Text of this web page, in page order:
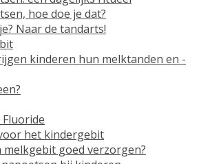
hoe doe je dat?
Naar de tandarts!
kinderen hun melktanden en -
Fluoride
het kindergebit
melkgebit goed verzorgen?